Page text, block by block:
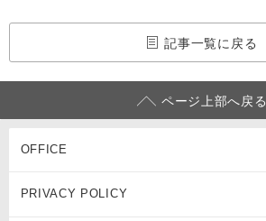
記事一覧に戻る
ページ上部へ戻る
OFFICE
PRIVACY POLICY